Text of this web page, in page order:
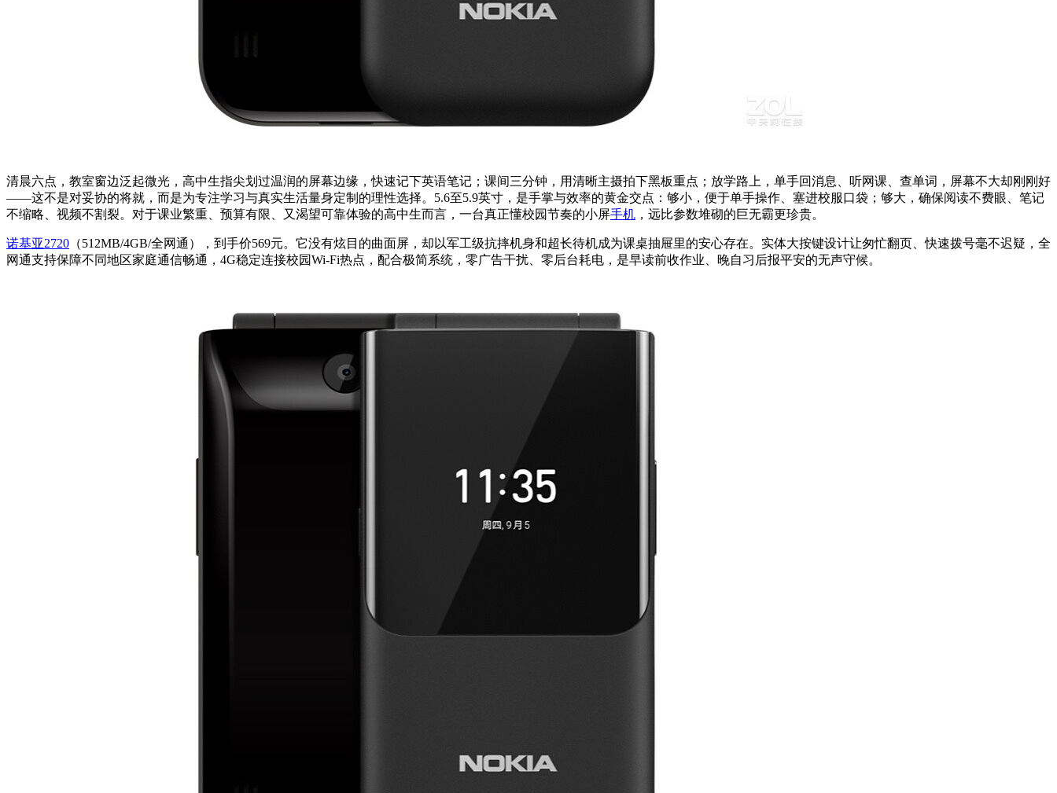
清晨六点，教室窗边泛起微光，高中生指尖划过温润的屏幕边缘，快速记下英语笔记；课间三分钟，用清晰主摄拍下黑板重点；放学路上，单手回消息、听网课、查单词，屏幕不大却刚刚好
——这不是对妥协的将就，而是为专注学习与真实生活量身定制的理性选择。5.6至5.9英寸，是手掌与效率的黄金交点：够小，便于单手操作、塞进校服口袋；够大，确保阅读不费眼、笔记
不缩略、视频不割裂。对于课业繁重、预算有限、又渴望可靠体验的高中生而言，一台真正懂校园节奏的小屏手机 ，远比参数堆砌的巨无霸更珍贵。
诺基亚2720 （512MB/4GB/全网通），到手价569元。它没有炫目的曲面屏，却以军工级抗摔机身和超长待机成为课桌抽屉里的安心存在。实体大按键设计让匆忙翻页、快速拨号毫不迟疑，全
网通支持保障不同地区家庭通信畅通，4G稳定连接校园Wi-Fi热点，配合极简系统，零广告干扰、零后台耗电，是早读前收作业、晚自习后报平安的无声守候。